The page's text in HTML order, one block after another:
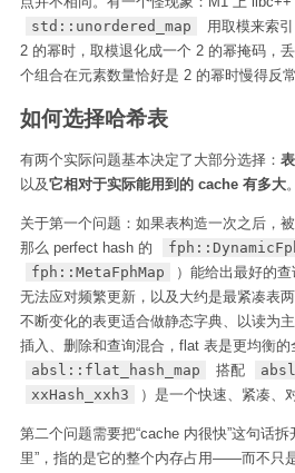
std::unordered_map
用取模来索
2 的幂时，取模退化成一个 2 的幂掩码，
个组合在元素数量恰好是 2 的幂时慢得反常
如何选择哈希表
有两个实际问题基本决定了大部分选择：
以及它相对于实际能用到的 cache 有多大。
关于第一个问题：如果表构造一次之后，
那么 perfect hash 的
fph::MetaFphMap
）能给出最好的
无法应对频繁更新，以及大约是最紧凑表
不断变化的表更适合做静态字典、以读为
插入、删除和查询混合，flat 表是更均衡的
absl::flat_hash_map
搭配
xxHash_xxh3
）是一个快速、紧凑、
第二个问题需要把“cache 内很快”这句话
里”，指的是它的整个内存占用——而不